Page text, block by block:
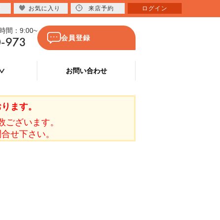
間：9:00~
973 会員登録
お問い合わせ
ます。
ざいます。
せ下さい。
お気に入り 来店予約 ログイン